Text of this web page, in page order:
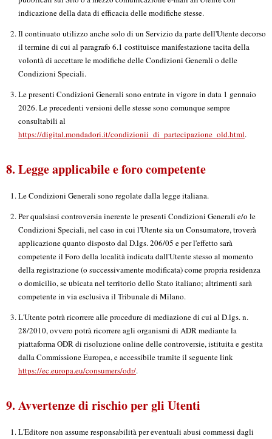
indicazione della data di efficacia delle modifiche stesse.
Il continuato utilizzo anche solo di un Servizio da parte dell'Utente decorso
il termine di cui al paragrafo 6.1 costituisce manifestazione tacita della
volontà di accettare le modifiche delle Condizioni Generali o delle
Condizioni Speciali.
Le presenti Condizioni Generali sono entrate in vigore in data 1 gennaio
2026. Le precedenti versioni delle stesse sono comunque sempre
consultabili al
https://digital.mondadori.it/condizionii_di_partecipazione_old.html.
8. Legge applicabile e foro competente
Le Condizioni Generali sono regolate dalla legge italiana.
Per qualsiasi controversia inerente le presenti Condizioni Generali e/o le
Condizioni Speciali, nel caso in cui l'Utente sia un Consumatore, troverà
applicazione quanto disposto dal D.lgs. 206/05 e per l'effetto sarà
competente il Foro della località indicata dall'Utente stesso al momento
della registrazione (o successivamente modificata) come propria residenza
o domicilio, se ubicata nel territorio dello Stato italiano; altrimenti sarà
competente in via esclusiva il Tribunale di Milano.
L'Utente potrà ricorrere alle procedure di mediazione di cui al D.lgs. n.
28/2010, ovvero potrà ricorrere agli organismi di ADR mediante la
piattaforma ODR di risoluzione online delle controversie, istituita e gestita
dalla Commissione Europea, e accessibile tramite il seguente link
https://ec.europa.eu/consumers/odr/.
9. Avvertenze di rischio per gli Utenti
L'Editore non assume responsabilità per eventuali abusi commessi dagli